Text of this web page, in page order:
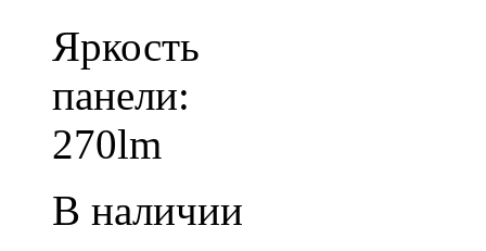
Яркость
панели:
270lm
В наличии